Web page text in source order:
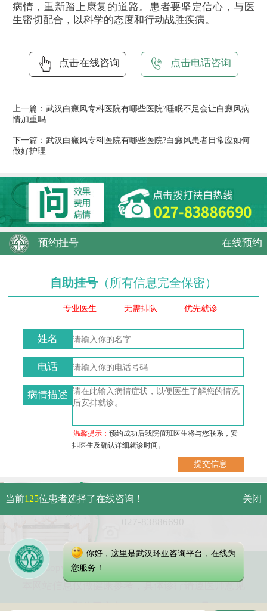
病情，重新踏上康复的道路。患者要坚定信心，与医
生密切配合，以科学的态度和行动战胜疾病。
点击在线咨询 点击电话咨询
上一篇： 武汉白癜风专科医院有哪些医院?睡眠不足会让白癜风病
情加重吗
下一篇： 武汉白癜风专科医院有哪些医院?白癜风患者日常应如何
做好护理
预约挂号 在线预约
自助挂号 （所有信息完全保密）
专业医生 无需排队 优先就诊
姓名
电话
病情描述
温馨提示：预约成功后我院值班医生将与您联系，安
排医生及确认详细就诊时间。
武汉市硚口区解放大道479号
免费电话：
Copyright 2023 武汉环亚中医白癜风医院
本网站信息仅做健康参考，具体诊疗请遵医师意见
当前125位患者选择了在线咨询！ 关闭
你好，这里是武汉环亚咨询平台，在线为
您服务！